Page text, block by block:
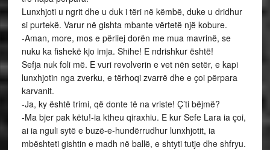
Lunxhjoti u ngrit dhe u duk i tëri në këmbë, duke u dridhur
si purtekë. Varur në gishta mbante vërtetë një kobure.
-Aman, more, mos e përliej dorën me mua mavrinë, se
nuku ka fishekë kjo imja. Shihe! E ndrishkur është!
Sefja nuk foli më. E vuri revolverin e vet nën setër, e kapi
lunxhjotin nga zverku, e tërhoqi zvarrë dhe e çoi përpara
karvanit.
-Ja, ky është trimi, që donte të na vriste! Ç’ti bëjmë?
-Ma bjer pak këtu!-ia ktheu qiraxhiu. E kur Sefe Lara ia çoi,
ai ia nguli sytë e buzë-e-hundërrudhur lunxhjotit, ia
mbështeti gishtin e madh në ballë, e shtyti tutje dhe shfryu.